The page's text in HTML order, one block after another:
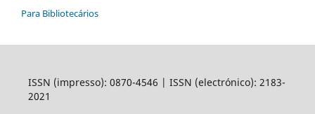
Para Bibliotecários
ISSN (impresso): 0870-4546 | ISSN (electrónico): 2183-
2021